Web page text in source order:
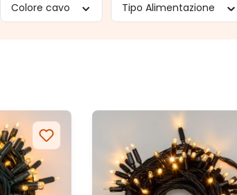
Colore cavo Tipo Alimentazione